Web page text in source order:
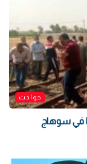
حوادث
في سوهاج